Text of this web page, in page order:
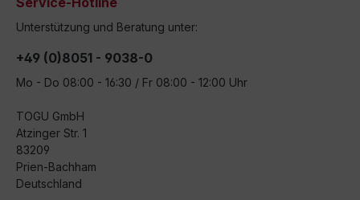
Unterstützung und Beratung unter:
+49 (0)8051 - 9038-0
Mo - Do 08:00 - 16:30 / Fr 08:00 - 12:00 Uhr
TOGU GmbH
Atzinger Str. 1
83209
Prien-Bachham
Deutschland